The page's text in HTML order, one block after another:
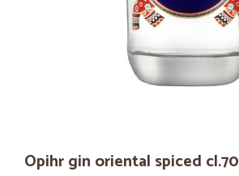
Opihr gin oriental spiced cl.70